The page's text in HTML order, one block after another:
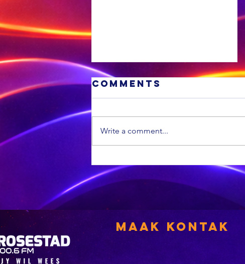
'n VS
munisipaliteit
is die swakste
Comments
Write a comment...
Maak Kontak